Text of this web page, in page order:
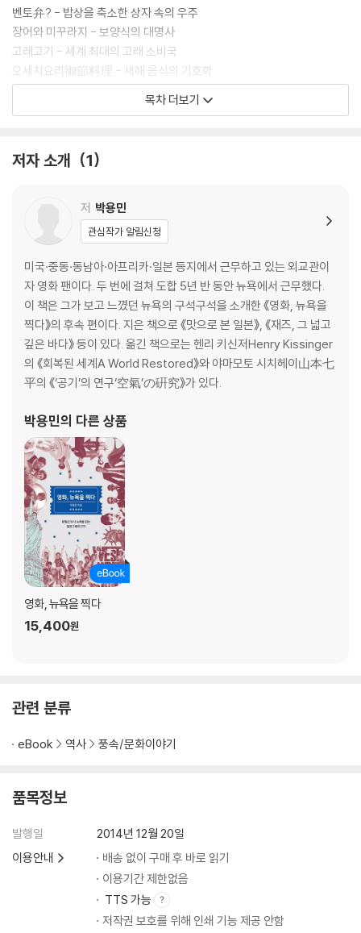
벤토弁? - 밥상을 축소한 상자 속의 우주
장어와 미꾸라지 - 보양식의 대명사
고래고기 - 세계 최대의 고래 소비국
오세치요리御節料理 - 새해 음식의 기호학
돈가스와 오므라이스 - 화혼양재和魂洋才, 일본식 진화의 산물
가쓰오부시?節 - 일본의, 일본에 의한, 일본을 위한 맛
▶조리법으로 살펴본 일본 음식
일본식 구이 야키모노燒き物 - 불판이 아닌 화로에서 굽기
일본식 건어물 히모노干物 - 덜 말린 건어물의 미학
일본식 절임 쓰케모노漬物 - 일본 음식의 핵심
일본식 젓갈 시오카라?辛 - 맵지 않은 젓갈
일본식 조림 니모노煮物 - 음식에 깃든 옛이야기
일본식 무침 아에모노和え物 - 초된장무침의 이미지 메이킹
▶도쿄 주점 순례기
도쿄풍 구식 주점 미마스야みます屋
홋카이도식 이자카야 기타구라北?
무뚝뚝한 단골 주점, 슈보 이치酒房一
▶일본식 국수의 세계로
일본 국수의 역사
소바 소바를 먹는 법도
섣달그믐에 먹는 도시코시年越し 소바
우동 작은 식당의 고집스러운 품질관리
구로사와 아키라 감독을 추억하며
공항에서 맛보는 별미
라멘 은어가 어우러진 세타가야구 아유라멘鮎ラ?メン
에비스의 유자라멘 아후리阿夫り
동일본대지진, 그날의 라멘 주라쿠??
▶내가 만나본 일본 여러 지방의 음식
야마가타현山形? - 일본 여행의 첫발을 딛다
아키타현秋田? - 훈제 절임의 고향
아오모리현?森? - 기적의 사과
이와테현岩手? - 모리오카의 3대 면 요리
미야기현宮城? - 센다이, 뜬금없는 소혀구이
니가타현新潟? - 설국에서의 하룻밤
도치키현?木? - 친구와 함께 찾아간 닛코
목차 더보기
저자 소개 1
저 박용민
관심작가 알림신청
미국·중동·동남아·아프리카·일본 등지에서 근무하고 있는 외교관이
자 영화 팬이다. 두 번에 걸쳐 도합 5년 반 동안 뉴욕에서 근무했다.
이 책은 그가 보고 느꼈던 뉴욕의 구석구석을 소개한 《영화, 뉴욕을
찍다》의 후속 편이다. 지은 책으로 《맛으로 본 일본》, 《재즈, 그 넓고
깊은 바다》 등이 있다. 옮긴 책으로는 헨리 키신저Henry Kissinger
의 《회복된 세계A World Restored》와 야마모토 시치헤이山本七
平의 《‘공기’의 연구‘空氣’の硏究》가 있다.
박용민의 다른 상품
영화, 뉴욕을 찍다
15,400원
관련 분류
eBook 역사 풍속/문화이야기
품목정보
발행일
2014년 12월 20일
이용안내
배송 없이 구매 후 바로 읽기
이용기간 제한없음
TTS 가능
저작권 보호를 위해 인쇄 기능 제공 안함